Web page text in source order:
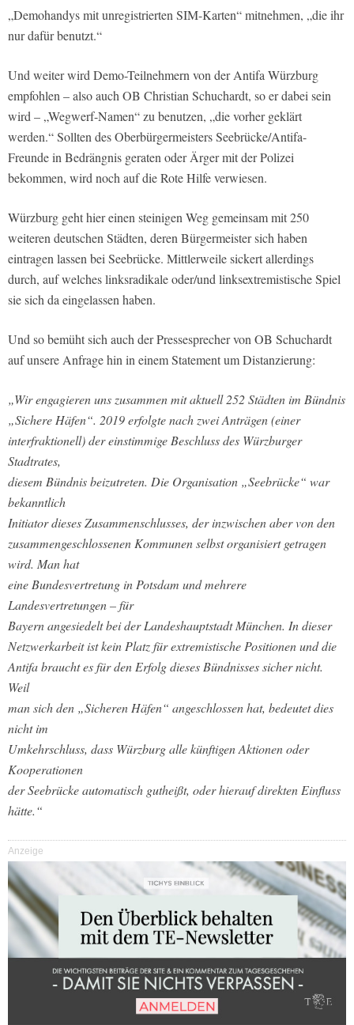
„Demohandys mit unregistrierten SIM-Karten“ mitnehmen, „die ihr
nur dafür benutzt.“
Und weiter wird Demo-Teilnehmern von der Antifa Würzburg
empfohlen – also auch OB Christian Schuchardt, so er dabei sein
wird – „Wegwerf-Namen“ zu benutzen, „die vorher geklärt
werden.“ Sollten des Oberbürgermeisters Seebrücke/Antifa-
Freunde in Bedrängnis geraten oder Ärger mit der Polizei
bekommen, wird noch auf die Rote Hilfe verwiesen.
Würzburg geht hier einen steinigen Weg gemeinsam mit 250
weiteren deutschen Städten, deren Bürgermeister sich haben
eintragen lassen bei Seebrücke. Mittlerweile sickert allerdings
durch, auf welches linksradikale oder/und linksextremistische Spiel
sie sich da eingelassen haben.
Und so bemüht sich auch der Pressesprecher von OB Schuchardt
auf unsere Anfrage hin in einem Statement um Distanzierung:
„Wir engagieren uns zusammen mit aktuell 252 Städten im Bündnis
„Sichere Häfen“. 2019 erfolgte nach zwei Anträgen (einer
interfraktionell) der einstimmige Beschluss des Würzburger
Stadtrates,
diesem Bündnis beizutreten. Die Organisation „Seebrücke“ war
bekanntlich
Initiator dieses Zusammenschlusses, der inzwischen aber von den
zusammengeschlossenen Kommunen selbst organisiert getragen
wird. Man hat
eine Bundesvertretung in Potsdam und mehrere
Landesvertretungen – für
Bayern angesiedelt bei der Landeshauptstadt München. In dieser
Netzwerkarbeit ist kein Platz für extremistische Positionen und die
Antifa braucht es für den Erfolg dieses Bündnisses sicher nicht.
Weil
man sich den „Sicheren Häfen“ angeschlossen hat, bedeutet dies
nicht im
Umkehrschluss, dass Würzburg alle künftigen Aktionen oder
Kooperationen
der Seebrücke automatisch gutheißt, oder hierauf direkten Einfluss
hätte.“
Anzeige